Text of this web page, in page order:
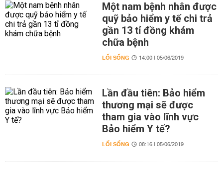
Một nam bệnh nhân được
quỹ bảo hiểm y tế chi trả
gần 13 tỉ đồng khám
chữa bệnh
LỐI SỐNG 14:00 | 05/06/2019
Lần đầu tiên: Bảo hiểm
thương mại sẽ được
tham gia vào lĩnh vực
Bảo hiểm Y tế?
LỐI SỐNG 08:16 | 05/06/2019